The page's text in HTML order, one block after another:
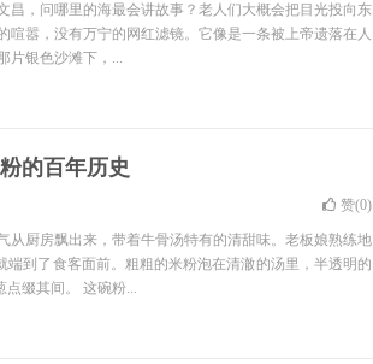
昌，问哪里的海最会讲故事？老人们大概会把目光投向东
喧嚣，没有万宁的网红滤镜。它像是一条被上帝遗落在人
片银色沙滩下，...
的百年历史
赞(0)
从厨房飘出来，带着牛骨汤特有的清甜味。老板娘熟练地
到了食客面前。粗粗的米粉泡在清澈的汤里，半透明的
缀其间。 这碗粉...